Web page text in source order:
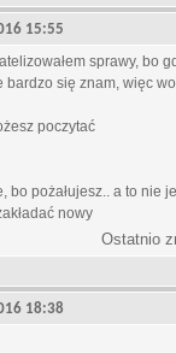
15:55
sprawy, bo
się znam, więc
poczytać
bo pożałujesz.. a to nie
nowy
Ostatnio
18:38